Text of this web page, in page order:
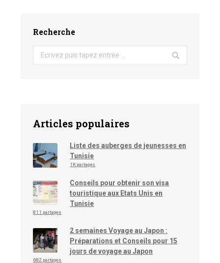
Recherche
Search:
Articles populaires
Liste des auberges de jeunesses en
Tunisie
1K partages
Conseils pour obtenir son visa
touristique aux Etats Unis en
Tunisie
811 partages
2 semaines Voyage au Japon :
Préparations et Conseils pour 15
jours de voyage au Japon
682 partages